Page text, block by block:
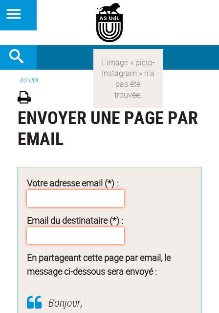
AS UDL
ENVOYER UNE PAGE PAR
EMAIL
Votre adresse email (*) :
Email du destinataire (*) :
En partageant cette page par email, le
message ci-dessous sera envoyé :
Bonjour,